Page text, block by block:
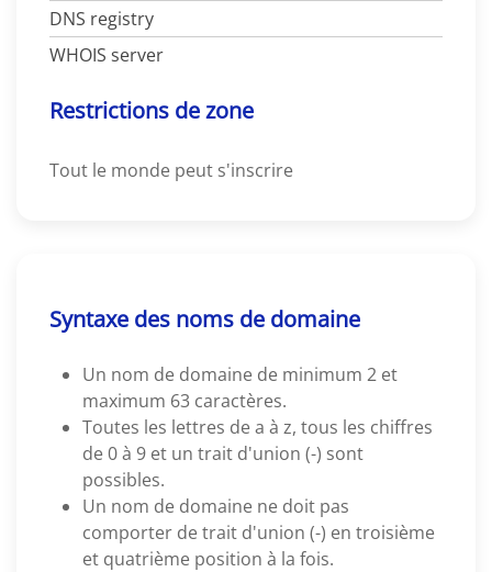
DNS registry
WHOIS server
Restrictions de zone
Tout le monde peut s'inscrire
Syntaxe des noms de domaine
Un nom de domaine de minimum 2 et
maximum 63 caractères.
Toutes les lettres de a à z, tous les chiffres
de 0 à 9 et un trait d'union (-) sont
possibles.
Un nom de domaine ne doit pas
comporter de trait d'union (-) en troisième
et quatrième position à la fois.